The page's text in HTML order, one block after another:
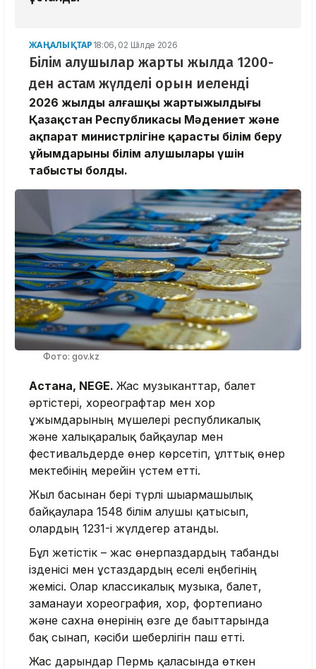
ЖАҢАЛЫҚТАР 18:06, 02 Шілде 2026
Білім алушылар жарты жылда 1200-
ден астам жүлделі орын иеленді
2026 жылдың алғашқы жартыжылдығы
Қазақстан Республикасы Мәдениет және
ақпарат министрлігіне қарасты білім беру
ұйымдарының білім алушылары үшін
табысты болды.
Фото: gov.kz
Астана, NEGE. Жас музыканттар, балет
әртістері, хореографтар мен хор
ұжымдарының мүшелері республикалық
және халықаралық байқаулар мен
фестивальдерде өнер көрсетіп, ұлттық өнер
мектебінің мерейін үстем етті.
Жыл басынан бері түрлі шығармашылық
байқауларға 1548 білім алушы қатысып,
олардың 1231-і жүлдегер атанды.
Бұл жетістік – жас өнерпаздардың табанды
ізденісі мен ұстаздардың еселі еңбегінің
жемісі. Олар классикалық музыка, балет,
заманауи хореография, хор, фортепиано
және сахна өнерінің өзге де бағыттарында
бақ сынап, кәсіби шеберлігін паш етті.
Жас дарындар Пермь қаласында өткен